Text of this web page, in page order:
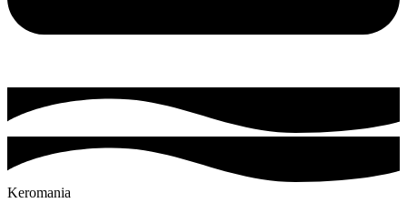
Keromania